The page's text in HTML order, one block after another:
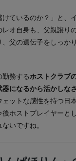
けているのか？」と、
レオ自身も、父親譲り
、父の遺伝子をしっか
勤務するホストクラブ
になるから活かしなさ
ェットな感性を持つ日
後ホストプレイヤーと
いですね。